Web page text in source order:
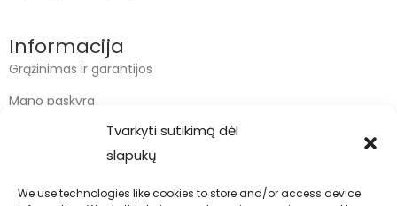
Tvarkyti sutikimą dėl
slapukų
We use technologies like cookies to store and/or access device
Informacija
Grąžinimas ir garantijos
Mano paskyra